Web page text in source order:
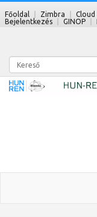
Főoldal Zimbra Cloud
Bejelentkezés
GINOP
Kereső